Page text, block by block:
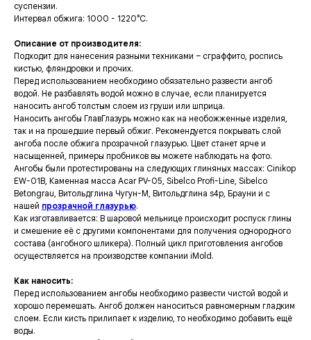
суспензии.
Интервал обжига: 1000 - 1220°C.
Описание от производителя:
Подходит для нанесения разными техниками – сграффито, роспись
кистью, фляндровки и прочих.
Перед использованием необходимо обязательно развести ангоб
водой. Не разбавлять водой можно в случае, если планируется
наносить ангоб толстым слоем из груши или шприца.
Наносить ангобы ГлавГлазурь можно как на необожженные изделия,
так и на прошедшие первый обжиг. Рекомендуется покрывать слой
ангоба после обжига прозрачной глазурью. Цвет станет ярче и
насыщенней, примеры пробников вы можете наблюдать на фото.
Ангобы были протестированы на следующих глиняных массах: Cinikop
EW-01B, Каменная масса Acar PV-05, Sibelco Profi-Line, Sibelco
Betongrau, Витольдглина Чугун-М, Витольдглина s4p, Брауни и с
нашей прозрачной глазурью.
Как изготавливается: В шаровой мельнице происходит роспуск глины
и смешение её с другими компонентами для получения однородного
состава (ангобного шликера). Полный цикл приготовления ангобов
осуществляется на производстве компании iMold.
Как наносить:
Перед использованием ангобы необходимо развести чистой водой и
хорошо перемешать. Ангоб должен наноситься равномерным гладким
слоем. Если кисть прилипает к изделию, то необходимо добавить ещё
воды.